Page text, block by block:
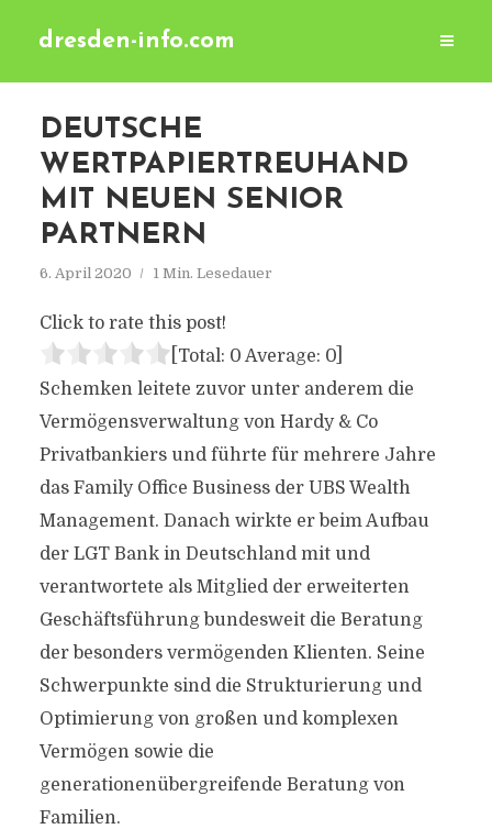
dresden-info.com
DEUTSCHE
WERTPAPIERTREUHAND
MIT NEUEN SENIOR
PARTNERN
6. April 2020 1 Min. Lesedauer
Click to rate this post!
[Total: 0 Average: 0]
Schemken leitete zuvor unter anderem die
Vermögensverwaltung von Hardy & Co
Privatbankiers und führte für mehrere Jahre
das Family Office Business der UBS Wealth
Management. Danach wirkte er beim Aufbau
der LGT Bank in Deutschland mit und
verantwortete als Mitglied der erweiterten
Geschäftsführung bundesweit die Beratung
der besonders vermögenden Klienten. Seine
Schwerpunkte sind die Strukturierung und
Optimierung von großen und komplexen
Vermögen sowie die
generationenübergreifende Beratung von
Familien.